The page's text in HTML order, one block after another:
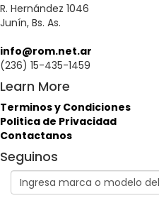
R. Hernández 1046
Junín, Bs. As.
info@rom.net.ar
(236) 15-435-1459
Learn More
Terminos y Condiciones
Politica de Privacidad
Contactanos
Seguinos